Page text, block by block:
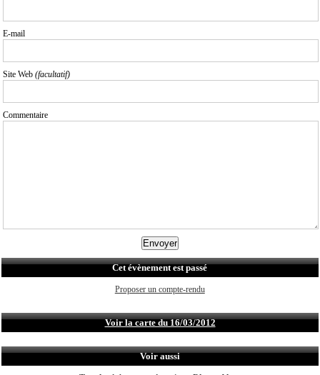
E-mail
Site Web (facultatif)
Commentaire
Cet évènement est passé
Proposer un compte-rendu
Voir la carte du 16/03/2012
Voir aussi